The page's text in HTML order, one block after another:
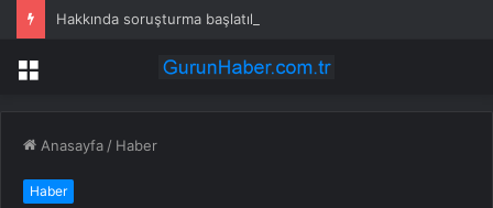
Menü
Anasayfa / Haber
Haber